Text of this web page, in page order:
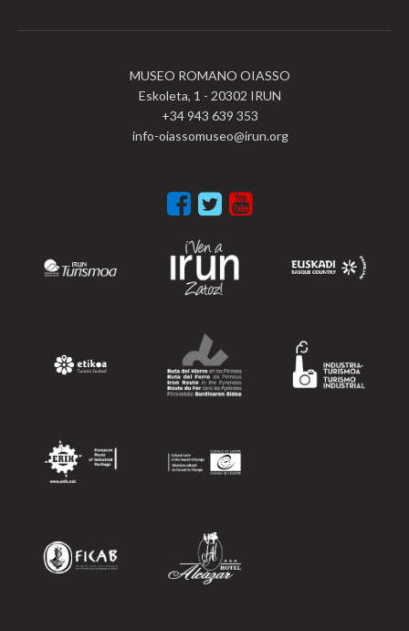
MUSEO ROMANO OIASSO
Eskoleta, 1 - 20302 IRUN
+34 943 639 353
info-oiassomuseo@irun.org